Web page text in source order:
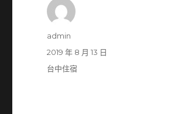
作
admin
發
佈
2019 年 8 月 13 日
分
台中住宿